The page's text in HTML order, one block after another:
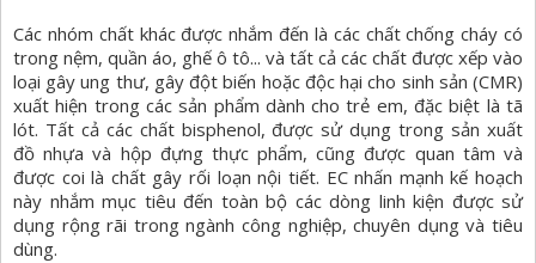
Các nhóm chất khác được nhắm đến là các chất chống cháy có
trong nệm, quần áo, ghế ô tô... và tất cả các chất được xếp vào
loại gây ung thư, gây đột biến hoặc độc hại cho sinh sản (CMR)
xuất hiện trong các sản phẩm dành cho trẻ em, đặc biệt là tã
lót. Tất cả các chất bisphenol, được sử dụng trong sản xuất
đồ nhựa và hộp đựng thực phẩm, cũng được quan tâm và
được coi là chất gây rối loạn nội tiết. EC nhấn mạnh kế hoạch
này nhắm mục tiêu đến toàn bộ các dòng linh kiện được sử
dụng rộng rãi trong ngành công nghiệp, chuyên dụng và tiêu
dùng.